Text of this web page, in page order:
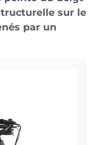
sur le
par un